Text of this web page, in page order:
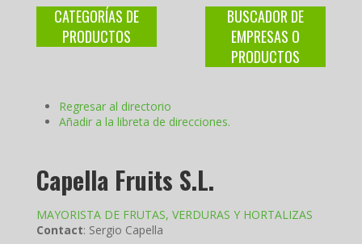
CATEGORÍAS DE
PRODUCTOS
BUSCADOR DE
EMPRESAS O
PRODUCTOS
Regresar al directorio
Añadir a la libreta de direcciones.
Capella Fruits S.L.
MAYORISTA DE FRUTAS, VERDURAS Y HORTALIZAS
Contact: Sergio Capella